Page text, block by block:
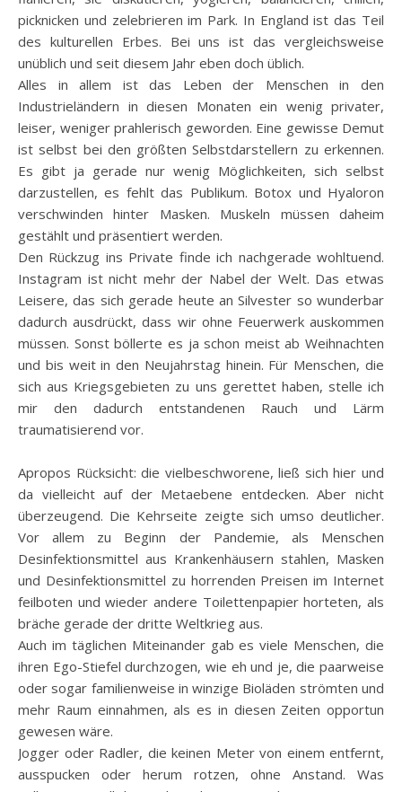
picknicken und zelebrieren im Park. In England ist das Teil
des kulturellen Erbes. Bei uns ist das vergleichsweise
unüblich und seit diesem Jahr eben doch üblich.
Alles in allem ist das Leben der Menschen in den
Industrieländern in diesen Monaten ein wenig privater,
leiser, weniger prahlerisch geworden. Eine gewisse Demut
ist selbst bei den größten Selbstdarstellern zu erkennen.
Es gibt ja gerade nur wenig Möglichkeiten, sich selbst
darzustellen, es fehlt das Publikum. Botox und Hyaloron
verschwinden hinter Masken. Muskeln müssen daheim
gestählt und präsentiert werden.
Den Rückzug ins Private finde ich nachgerade wohltuend.
Instagram ist nicht mehr der Nabel der Welt. Das etwas
Leisere, das sich gerade heute an Silvester so wunderbar
dadurch ausdrückt, dass wir ohne Feuerwerk auskommen
müssen. Sonst böllerte es ja schon meist ab Weihnachten
und bis weit in den Neujahrstag hinein. Für Menschen, die
sich aus Kriegsgebieten zu uns gerettet haben, stelle ich
mir den dadurch entstandenen Rauch und Lärm
traumatisierend vor.
Apropos Rücksicht: die vielbeschworene, ließ sich hier und
da vielleicht auf der Metaebene entdecken. Aber nicht
überzeugend. Die Kehrseite zeigte sich umso deutlicher.
Vor allem zu Beginn der Pandemie, als Menschen
Desinfektionsmittel aus Krankenhäusern stahlen, Masken
und Desinfektionsmittel zu horrenden Preisen im Internet
feilboten und wieder andere Toilettenpapier horteten, als
bräche gerade der dritte Weltkrieg aus.
Auch im täglichen Miteinander gab es viele Menschen, die
ihren Ego-Stiefel durchzogen, wie eh und je, die paarweise
oder sogar familienweise in winzige Bioläden strömten und
mehr Raum einnahmen, als es in diesen Zeiten opportun
gewesen wäre.
Jogger oder Radler, die keinen Meter von einem entfernt,
ausspucken oder herum rotzen, ohne Anstand. Was